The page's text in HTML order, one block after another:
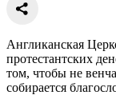
Англиканская
протестантских
том, чтобы не
собирается